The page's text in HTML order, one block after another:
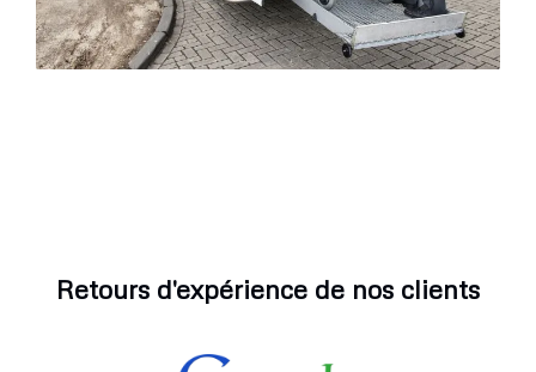
Retours d'expérience de nos clients